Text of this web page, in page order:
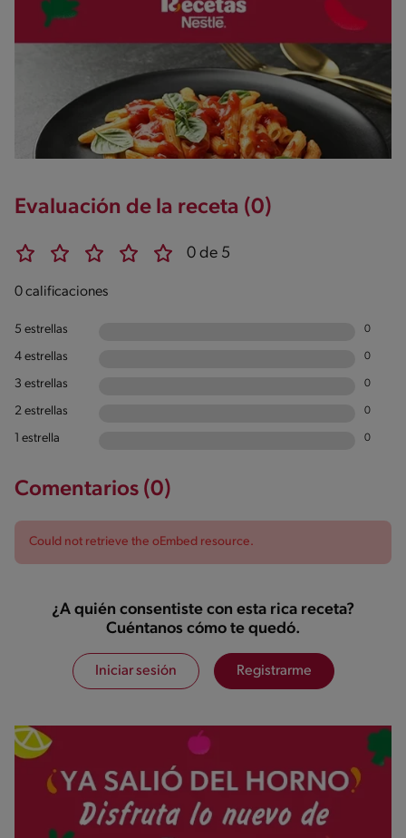
Evaluación de la receta (0)
0 de 5
0 calificaciones
5 estrellas 0
4 estrellas 0
3 estrellas 0
2 estrellas 0
1 estrella 0
Comentarios (0)
Could not retrieve the oEmbed resource.
¿A quién consentiste con esta rica receta?
Cuéntanos cómo te quedó.
Iniciar sesión Registrarme